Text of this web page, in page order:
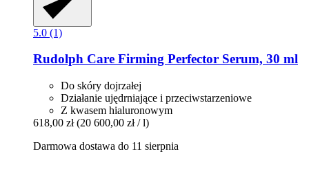
5.0 (1)
Rudolph Care Firming Perfector Serum, 30 ml
Do skóry dojrzałej
Działanie ujędrniające i przeciwstarzeniowe
Z kwasem hialuronowym
618,00 zł (20 600,00 zł / l)
Darmowa dostawa do 11 sierpnia